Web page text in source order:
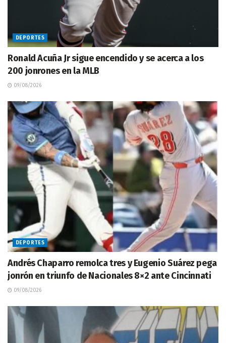
DEPORTES
Ronald Acuña Jr sigue encendido y se acerca a los
200 jonrones en la MLB
09/08/2026
DEPORTES
Andrés Chaparro remolca tres y Eugenio Suárez pega
jonrón en triunfo de Nacionales 8×2 ante Cincinnati
09/08/2026